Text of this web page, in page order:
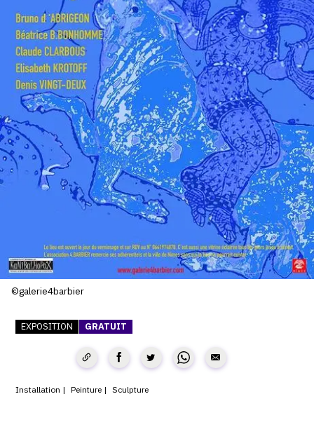
SERVICES
CRÉER SON CATALOGUE RAISONNÉ
ABONNEMENTS DÉDIÉS AUX GALERISTES
CRÉER SON SITE ARTISTE
CRÉER SON CATALOGUE D'EXPO
PUBLIER SES EXPOSITIONS
DEVENIR CONTRIBUTEUR
À PROPOS
L'ÉQUIPE OAM
CONTACT
CGU
CGV
©galerie4barbier
EXPOSITION GRATUIT
Installation Peinture Sculpture